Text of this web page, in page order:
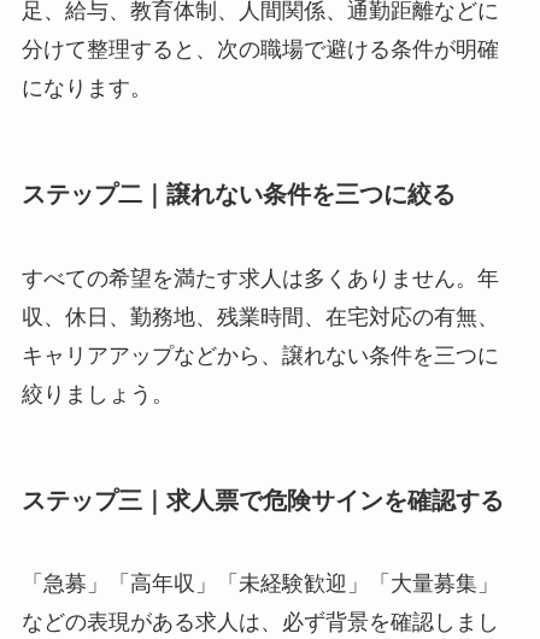
足、給与、教育体制、人間関係、通勤距離などに
分けて整理すると、次の職場で避ける条件が明確
になります。
ステップ二｜譲れない条件を三つに絞る
すべての希望を満たす求人は多くありません。年
収、休日、勤務地、残業時間、在宅対応の有無、
キャリアアップなどから、譲れない条件を三つに
絞りましょう。
ステップ三｜求人票で危険サインを確認する
「急募」「高年収」「未経験歓迎」「大量募集」
などの表現がある求人は、必ず背景を確認しまし